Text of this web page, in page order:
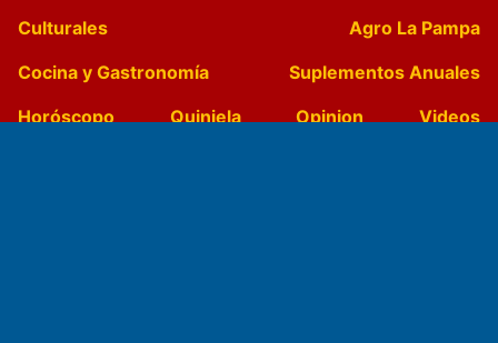
Culturales
Agro La Pampa
Cocina y Gastronomía
Suplementos Anuales
Horóscopo
Quiniela Opinion
Videos